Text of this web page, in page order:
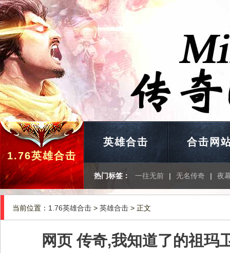
1.76英雄合击
英雄合击 合击网
热门标签： 一往无前 | 无名传奇 | 夜
当前位置： 1.76英雄合击 > 英雄合击 > 正文
网页 传奇,我知道了的祖玛